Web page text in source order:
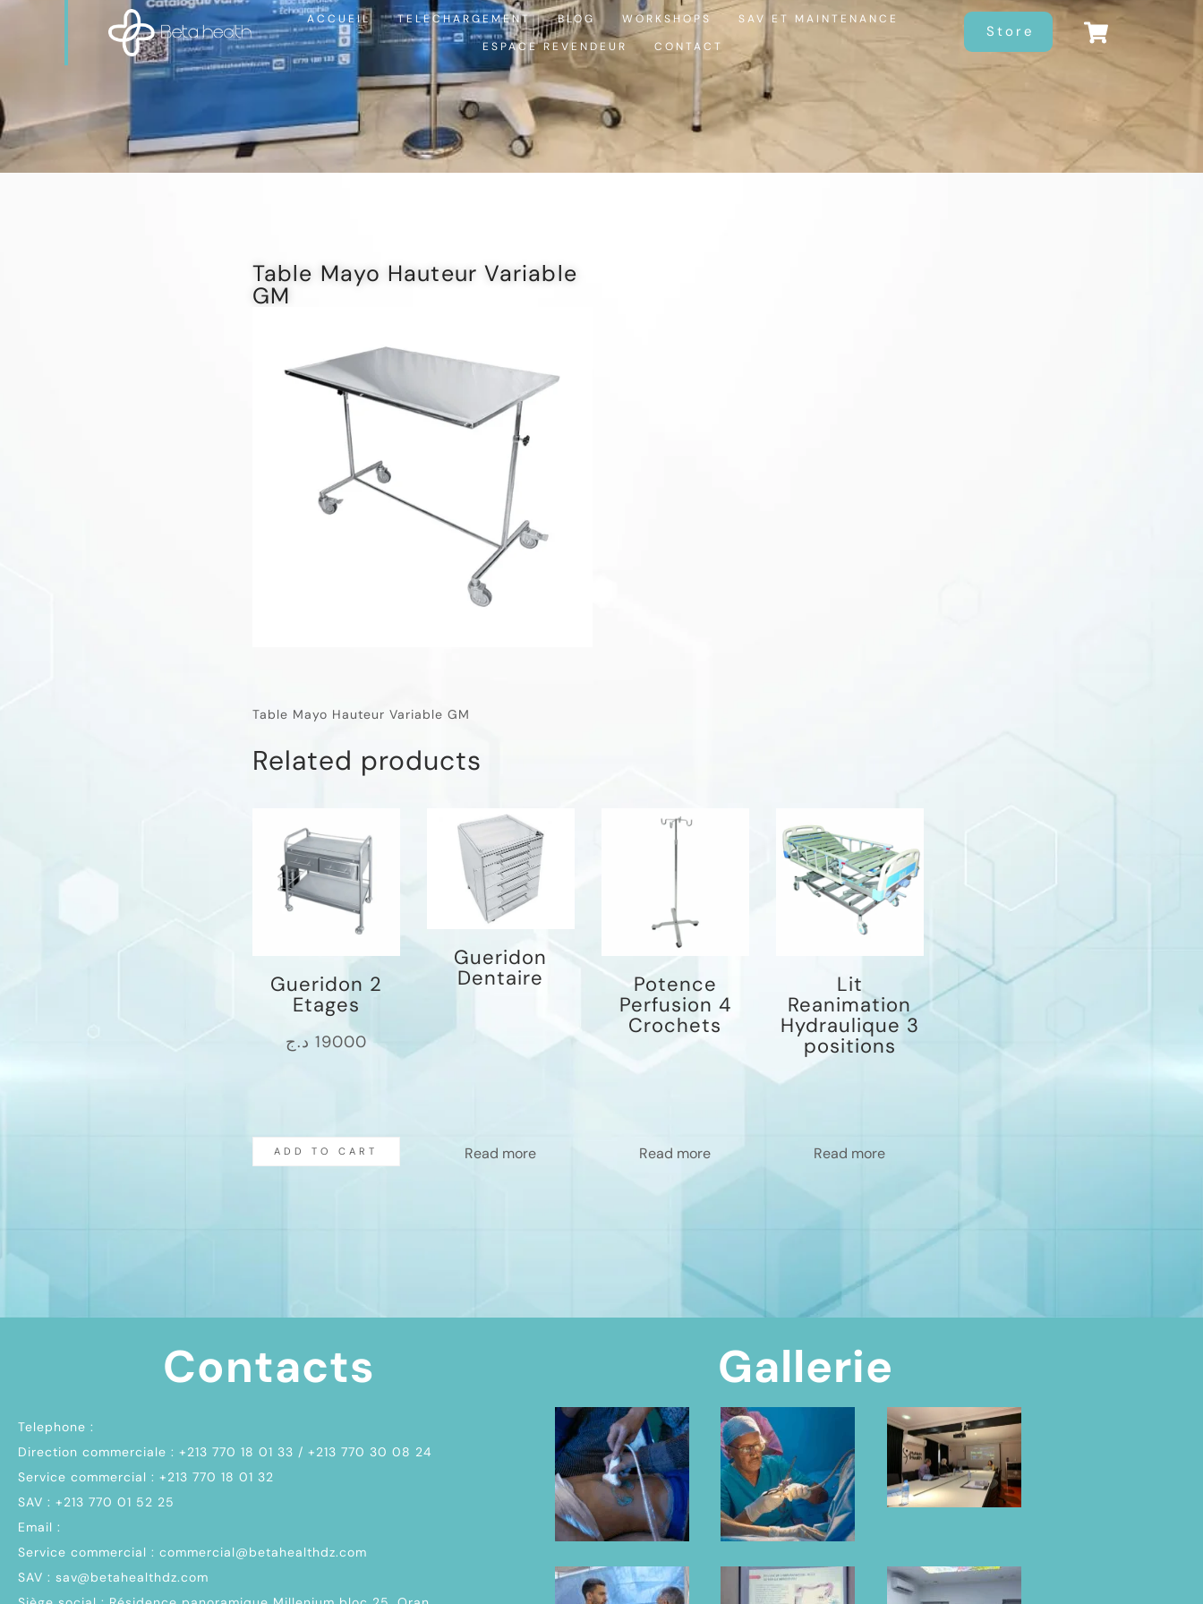
ACCUEIL TELECHARGEMENT BLOG WORKSHOPS
SAV ET MAINTENANCE
ESPACE REVENDEUR
CONTACT
Store
Table Mayo Hauteur Variable
GM
Table Mayo Hauteur Variable GM
Related products
Gueridon 2
Etages
19000 د.ج
ADD TO CART
Gueridon
Dentaire
Read more
Potence
Perfusion 4
Crochets
Read more
Lit
Reanimation
Hydraulique 3
positions
Read more
Contacts
Telephone :
Direction commerciale : +213 770 18 01 33 / +213 770 30 08 24
Service commercial : +213 770 18 01 32
SAV : +213 770 01 52 25
Email :
Service commercial : commercial@betahealthdz.com
SAV : sav@betahealthdz.com
Gallerie